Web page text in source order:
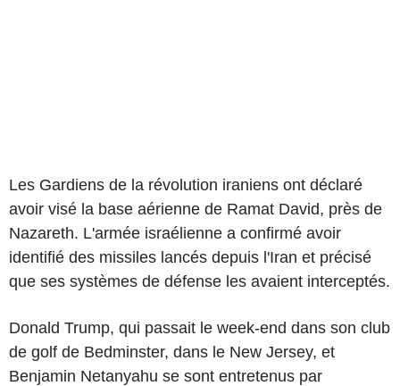
Les Gardiens de la révolution iraniens ont déclaré
avoir visé la base aérienne de Ramat David, près de
Nazareth. L'armée israélienne a confirmé avoir
identifié des missiles lancés depuis l'Iran et précisé
que ses systèmes de défense les avaient interceptés.
Donald Trump, qui passait le week-end dans son club
de golf de Bedminster, dans le New Jersey, et
Benjamin Netanyahu se sont entretenus par